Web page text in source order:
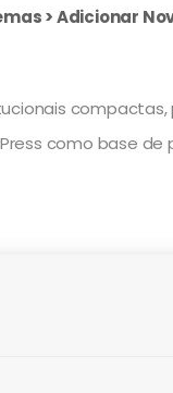
> Adicionar
como base de